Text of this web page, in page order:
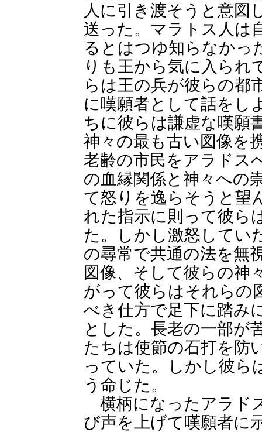
人に引き渡そうと意図
送った。マラトス人は
るとはつゆ知らなかっ
りも王から気に入られ
らは王の兵が彼らの都
に嘆願者として話をし
ちに彼らは謙虚な嘆願
神々の最も古い図像を
老齢の市民をアラドス
の血縁関係と神々への
て怒りを逸らそうと望
れた指示に則って彼ら
た。しかし激怒してい
の尋常で共通の法を無
図像、そして彼らの神
がって彼らはそれらの
べき仕方で足下に踏み
とした。長老の一部が
たちは使節の石打を防
っていた。しかし彼ら
う命じた。
横柄になったアラド
び声を上げて嘆願者に